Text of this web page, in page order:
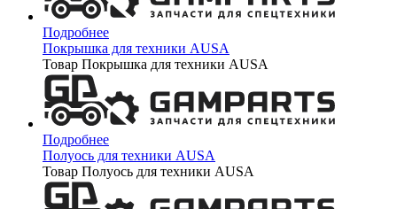
Подробнее
Покрышка для техники AUSA
Товар Покрышка для техники AUSA
Подробнее
Полуось для техники AUSA
Товар Полуось для техники AUSA